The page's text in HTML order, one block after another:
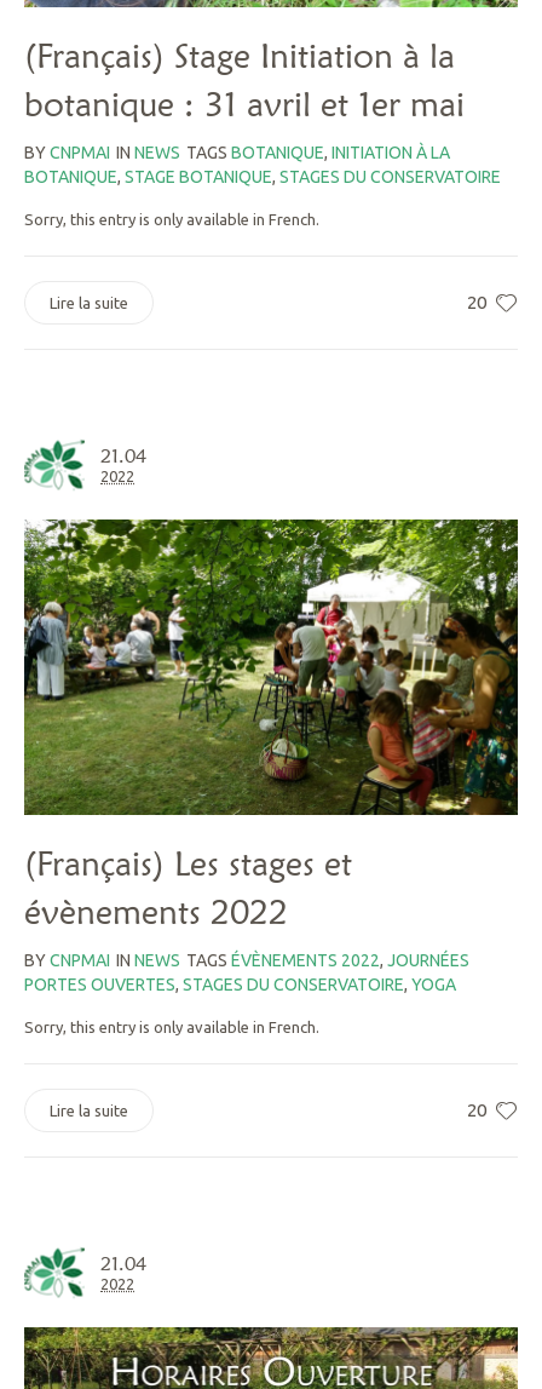
(Français) Stage Initiation à la
botanique : 31 avril et 1er mai
BYCNPMAI IN NEWS TAGS BOTANIQUE, INITIATION À LA
BOTANIQUE, STAGE BOTANIQUE, STAGES DU CONSERVATOIRE
Sorry, this entry is only available in French.
20
Lire la suite
21.04
2022
(Français) Les stages et
évènements 2022
BYCNPMAI IN NEWS TAGS ÉVÈNEMENTS 2022, JOURNÉES
PORTES OUVERTES, STAGES DU CONSERVATOIRE, YOGA
Sorry, this entry is only available in French.
20
Lire la suite
21.04
2022